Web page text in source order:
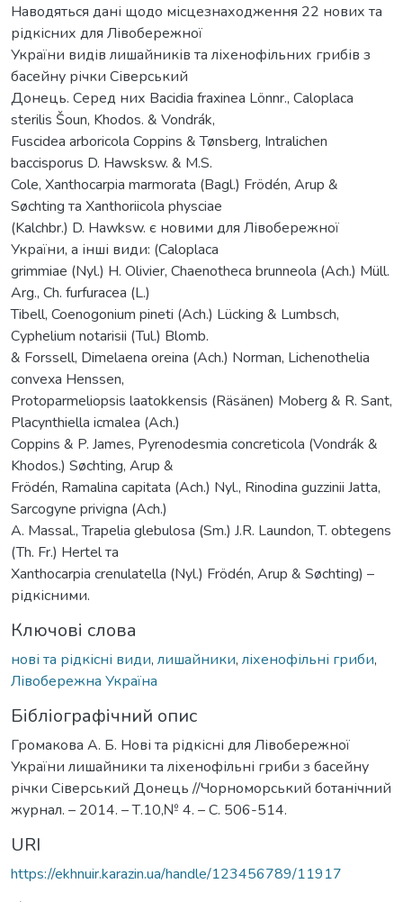
Наводяться дані щодо місцезнаходження 22 нових та
рідкісних для Лівобережної
України видів лишайників та ліхенофільних грибів з
басейну річки Сіверський
Донець. Серед них Bacidia fraxinea Lönnr., Caloplaca
sterilis Šoun, Khodos. & Vondrák,
Fuscidea arboricola Coppins & Tønsberg, Intralichen
baccisporus D. Hawsksw. & M.S.
Cole, Xanthocarpia marmorata (Bagl.) Frödén, Arup &
Søchting та Xanthoriicola physciae
(Kalchbr.) D. Hawksw. є новими для Лівобережної
України, а інші види: (Caloplaca
grimmiae (Nyl.) H. Olivier, Chaenotheca brunneola (Ach.) Müll.
Arg., Ch. furfuracea (L.)
Tibell, Coenogonium pineti (Ach.) Lücking & Lumbsch,
Cyphelium notarisii (Tul.) Blomb.
& Forssell, Dimelaena oreina (Ach.) Norman, Lichenothelia
convexa Henssen,
Protoparmeliopsis laatokkensis (Räsänen) Moberg & R. Sant,
Placynthiella icmalea (Ach.)
Coppins & P. James, Pyrenodesmia concreticola (Vondrák &
Khodos.) Søchting, Arup &
Frödén, Ramalina capitata (Ach.) Nyl., Rinodina guzzinii Jatta,
Sarcogyne privigna (Ach.)
A. Massal., Trapelia glebulosa (Sm.) J.R. Laundon, T. obtegens
(Th. Fr.) Hertel та
Xanthocarpia crenulatella (Nyl.) Frödén, Arup & Søchting) –
рідкісними.
Ключові слова
нові та рідкісні види, лишайники, ліхенофільні гриби,
Лівобережна Україна
Бібліографічний опис
Громакова А. Б. Нові та рідкісні для Лівобережної
України лишайники та ліхенофільні гриби з басейну
річки Сіверський Донець //Чорноморський ботанічний
журнал. – 2014. – Т.10,№ 4. – С. 506-514.
URI
https://ekhnuir.karazin.ua/handle/123456789/11917